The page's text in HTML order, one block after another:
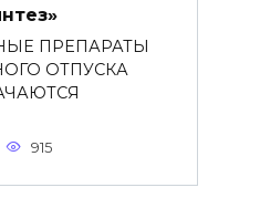
ПРЕПАРАТЫ
ОТПУСКА
915